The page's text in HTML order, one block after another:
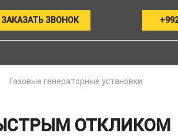
ЗАКАЗАТЬ ЗВОНОК
Газовые генераторные установки
ОТКЛИКОМ